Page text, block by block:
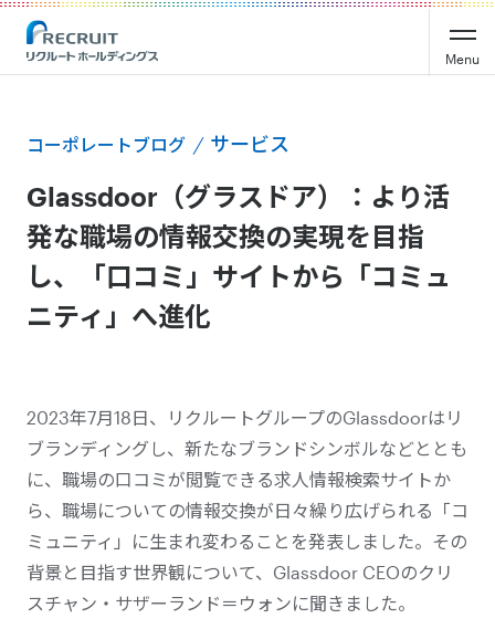
Menu
コーポレートブログ サービス
Glassdoor（グラスドア）：より活
発な職場の情報交換の実現を目指
し、「口コミ」サイトから「コミュ
ニティ」へ進化
2023年7月18日、リクルートグループのGlassdoorはリ
ブランディングし、新たなブランドシンボルなどととも
に、職場の口コミが閲覧できる求人情報検索サイトか
ら、職場についての情報交換が日々繰り広げられる「コ
ミュニティ」に生まれ変わることを発表しました。その
背景と目指す世界観について、Glassdoor CEOのクリ
スチャン・サザーランド＝ウォンに聞きました。